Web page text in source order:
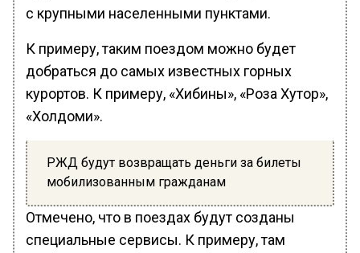
с крупными населенными пунктами.
К примеру, таким поездом можно будет
добраться до самых известных горных
курортов. К примеру, «Хибины», «Роза Хутор»,
«Холдоми».
РЖД будут возвращать деньги за билеты
мобилизованным гражданам
Отмечено, что в поездах будут созданы
специальные сервисы. К примеру, там